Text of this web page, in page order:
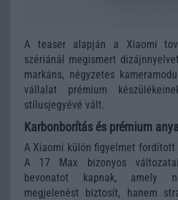
A teaser alapján a Xiaomi
szériánál megismert
markáns, négyzetes
vállalat prémium
stílusjegyévé vált.
Karbonborítás és prémium
A Xiaomi külön figyelmet fordított
A 17 Max bizonyos
bevonatot kapnak, amely
megjelenést biztosít, hanem